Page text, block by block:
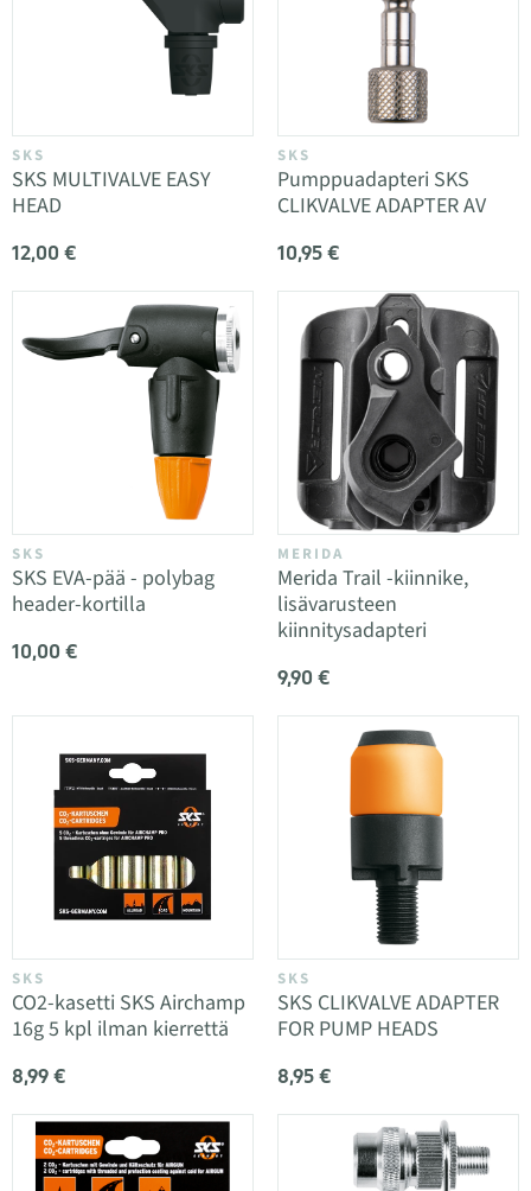
SKS
SKS MULTIVALVE EASY
HEAD
12,00 €
SKS
Pumppuadapteri SKS
CLIKVALVE ADAPTER AV
10,95 €
SKS
SKS EVA-pää - polybag
header-kortilla
10,00 €
MERIDA
Merida Trail -kiinnike,
lisävarusteen
kiinnitysadapteri
9,90 €
SKS
CO2-kasetti SKS Airchamp
16g 5 kpl ilman kierrettä
8,99 €
SKS
SKS CLIKVALVE ADAPTER
FOR PUMP HEADS
8,95 €